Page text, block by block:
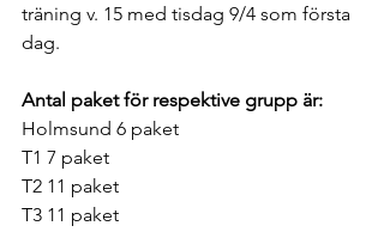
träning v. 15 med tisdag 9/4 som första
dag.
Antal paket för respektive grupp är:
Holmsund 6 paket
T1 7 paket
T2 11 paket
T3 11 paket